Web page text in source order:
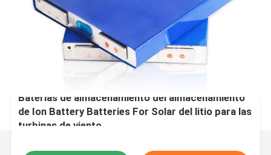
Baterías de almacenamiento del almacenamiento
de Ion Battery Batteries For Solar del litio para las
turbinas de viento